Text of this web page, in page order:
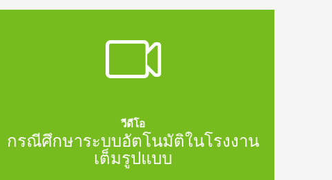
วีดีโอ
กรณีศึกษาระบบอัตโนมัติในโรงงาน
เต็มรูปแบบ